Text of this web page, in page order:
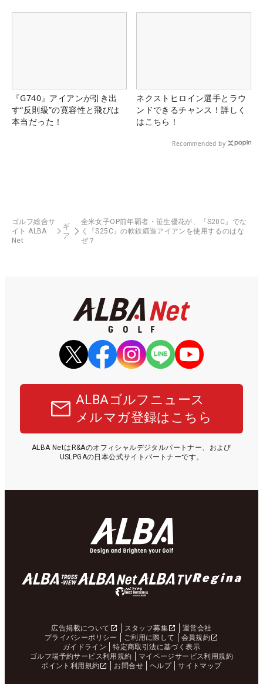
『G740』アイアンが引き出
す“反則級”の寛容性と飛びは
本当だった！
ネクストヒロイン選手とラウ
ンドできるチャンス！詳しく
はこちら！
Recommended by
ゴルフ総合サ
イト ALBA
Net
ギ
ア
全米女子OP前年覇者・笹生優花が、『S20C』でな
く『S25C』の軟鉄鍛造アイアンを使用するのはな
ぜ？
ALBAゴルフニュース
メルマガ登録はこちら
ALBA NetはR&Aのオフィシャルデジタルパートナー、および
USLPGAの日本公式サイトパートナーです。
広告掲載について スタッフ募集
運営会社
プライバシーポリシー
ご利用に際して
会員規約
ガイドライン
特定商取引法に基づく表示
ゴルフ場予約サービス利用規約
マイページサービス利用規約
ポイント利用規約
お問合せ ヘルプ サイトマップ